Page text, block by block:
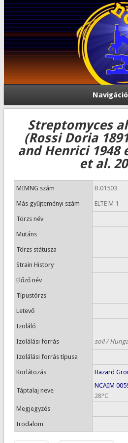
Navigáció
Streptomyces
(Rossi Doria
and Henrici 1948
et al.
MIMNG szám B.01503
Más gyűjteményi szám ELTE M 1
Törzs név
Mutáns
Törzs státusza
Strain History
Előző név
Típustörzs
Letevő
Izoláló
Izolálási forrás soil /
Izolálási forrás típusa
Korlátozás Hazard
Táptalaj neve
NCAIM
28°C
Megjegyzés
Irodalom